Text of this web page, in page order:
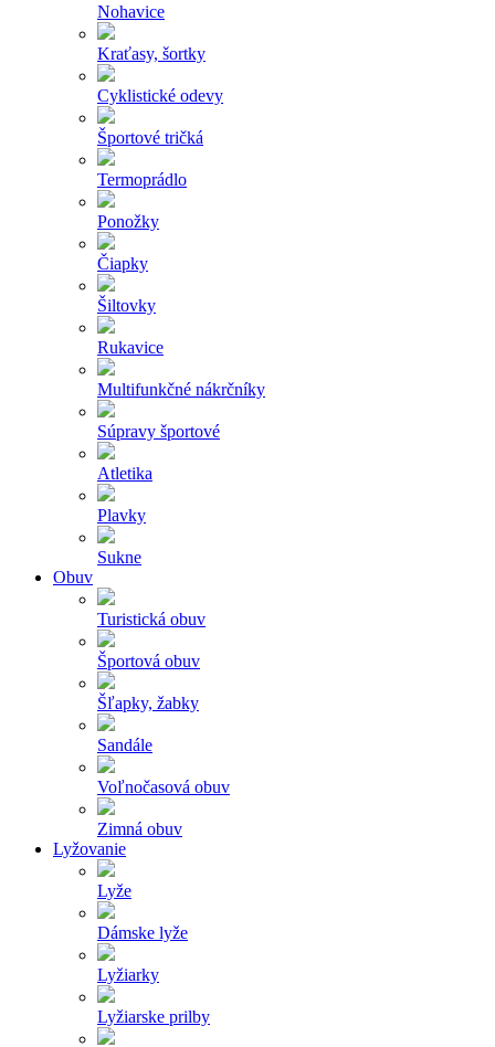
Nohavice
Kraťasy, šortky
Cyklistické odevy
Športové tričká
Termoprádlo
Ponožky
Čiapky
Šiltovky
Rukavice
Multifunkčné nákrčníky
Súpravy športové
Atletika
Plavky
Sukne
Obuv
Turistická obuv
Športová obuv
Šľapky, žabky
Sandále
Voľnočasová obuv
Zimná obuv
Lyžovanie
Lyže
Dámske lyže
Lyžiarky
Lyžiarske prilby